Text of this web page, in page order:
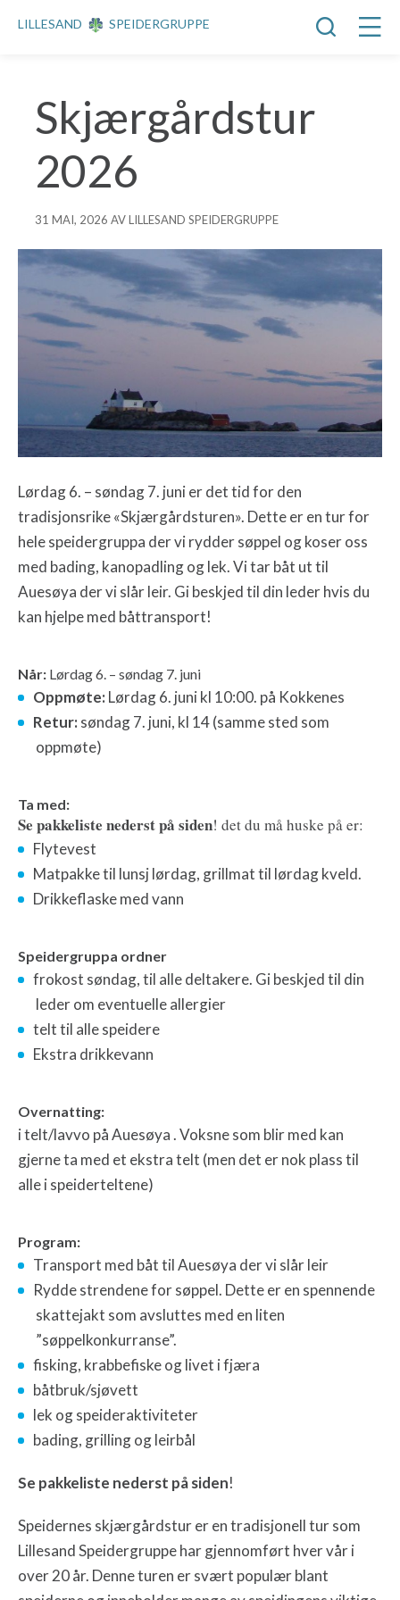
LILLESAND SPEIDERGRUPPE
Skjærgårdstur
2026
31 MAI, 2026 AV LILLESAND SPEIDERGRUPPE
Lørdag 6. – søndag 7. juni er det tid for den
tradisjonsrike «Skjærgårdsturen». Dette er en tur for
hele speidergruppa der vi rydder søppel og koser oss
med bading, kanopadling og lek. Vi tar båt ut til
Auesøya der vi slår leir. Gi beskjed til din leder hvis du
kan hjelpe med båttransport!
Når: Lørdag 6. – søndag 7. juni
Oppmøte:Lørdag 6. juni kl 10:00. på Kokkenes
Retur:søndag 7. juni, kl 14 (samme sted som
oppmøte)
Ta med:
Se pakkeliste nederst på siden! det du må huske på er:
Flytevest
Matpakke til lunsj lørdag, grillmat til lørdag kveld.
Drikkeflaske med vann
Speidergruppa ordner
frokost søndag, til alle deltakere. Gi beskjed til din
leder om eventuelle allergier
telt til alle speidere
Ekstra drikkevann
Overnatting:
i telt/lavvo på Auesøya . Voksne som blir med kan
gjerne ta med et ekstra telt (men det er nok plass til
alle i speiderteltene)
Program:
Transport med båt til Auesøya der vi slår leir
Rydde strendene for søppel. Dette er en spennende
skattejakt som avsluttes med en liten
”søppelkonkurranse”.
fisking, krabbefiske og livet i fjæra
båtbruk/sjøvett
lek og speideraktiviteter
bading, grilling og leirbål
Se pakkeliste nederst på siden!
Speidernes skjærgårdstur er en tradisjonell tur som
Lillesand Speidergruppe har gjennomført hver vår i
over 20 år. Denne turen er svært populær blant